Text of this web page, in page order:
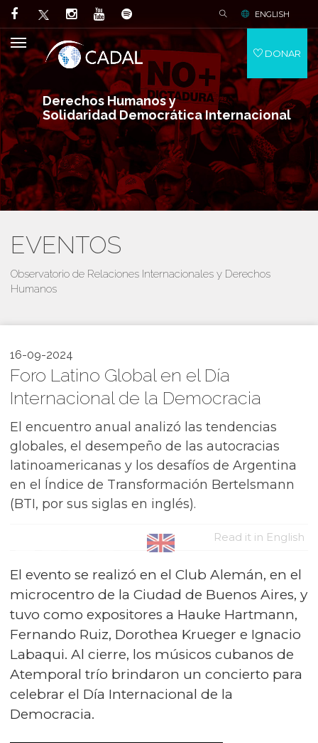
Derechos Humanos y
Solidaridad Democrática Internacional
ENGLISH
DONAR
EVENTOS
Observatorio de Relaciones Internacionales y Derechos
Humanos
16-09-2024
Foro Latino Global en el Día
Internacional de la Democracia
El encuentro anual analizó las tendencias
globales, el desempeño de las autocracias
latinoamericanas y los desafíos de Argentina
en el Índice de Transformación Bertelsmann
(BTI, por sus siglas en inglés).
Read it in English
El evento se realizó en el Club Alemán, en el
microcentro de la Ciudad de Buenos Aires, y
tuvo como expositores a Hauke Hartmann,
Fernando Ruiz, Dorothea Krueger e Ignacio
Labaqui. Al cierre, los músicos cubanos de
Atemporal trío brindaron un concierto para
celebrar el Día Internacional de la
Democracia.